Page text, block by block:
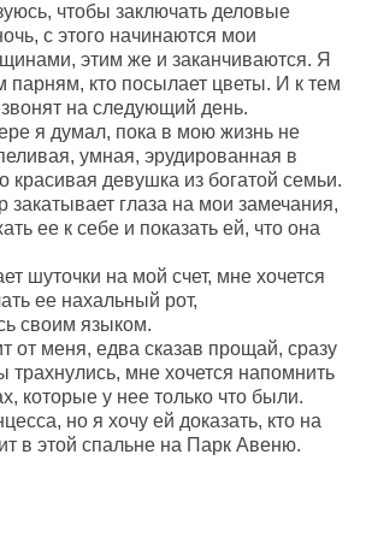
чтобы заключать деловые
с этого начинаются мои
этим же и заканчиваются. Я
парням, кто посылает цветы. И к тем
на следующий день.
я думал, пока в мою жизнь не
умная, эрудированная в
красивая девушка из богатой семьи.
закатывает глаза на мои замечания,
ее к себе и показать ей, что она
шуточки на мой счет, мне хочется
ее нахальный рот,
своим языком.
от меня, едва сказав прощай, сразу
трахнулись, мне хочется напомнить
которые у нее только что были.
но я хочу ей доказать, кто на
в этой спальне на Парк Авеню.